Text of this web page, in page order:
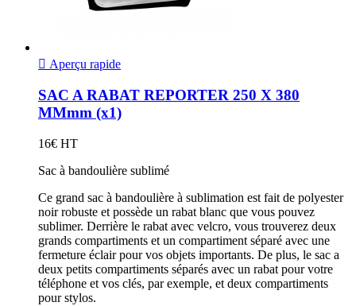
 Aperçu rapide
SAC A RABAT REPORTER 250 X 380
MMmm (x1)
16€ HT
Sac à bandoulière sublimé
Ce grand sac à bandoulière à sublimation est fait de polyester
noir robuste et possède un rabat blanc que vous pouvez
sublimer. Derrière le rabat avec velcro, vous trouverez deux
grands compartiments et un compartiment séparé avec une
fermeture éclair pour vos objets importants. De plus, le sac a
deux petits compartiments séparés avec un rabat pour votre
téléphone et vos clés, par exemple, et deux compartiments
pour stylos.